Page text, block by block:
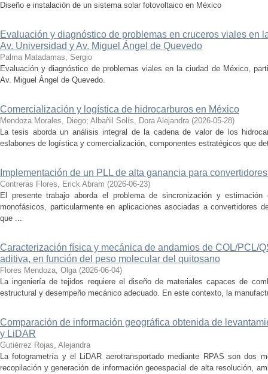
Diseño e instalación de un sistema solar fotovoltaico en México
Evaluación y diagnóstico de problemas en cruceros viales en
Av. Universidad y Av. Miguel Ángel de Quevedo
Palma Matadamas, Sergio
Evaluación y diagnóstico de problemas viales en la ciudad de México,
Av. Miguel Ángel de Quevedo.
Comercialización y logística de hidrocarburos en México
Mendoza Morales, Diego; Albañil Solís, Dora Alejandra (2026-05-28)
La tesis aborda un análisis integral de la cadena de valor de los
eslabones de logística y comercialización, componentes estratégicos que
Implementación de un PLL de alta ganancia para
Contreras Flores, Erick Abram (2026-06-23)
El presente trabajo aborda el problema de sincronización y
monofásicos, particularmente en aplicaciones asociadas a convertidores
que ...
Caracterización física y mecánica de andamios de COL/PCL/
aditiva, en función del peso molecular del quitosano
Flores Mendoza, Olga (2026-06-04)
La ingeniería de tejidos requiere el diseño de materiales capaces de
estructural y desempeño mecánico adecuado. En este contexto, la
Comparación de información geográfica obtenida de
y LiDAR
Gutiérrez Rojas, Alejandra
La fotogrametría y el LiDAR aerotransportado mediante RPAS son dos
recopilación y generación de información geoespacial de alta resolución,